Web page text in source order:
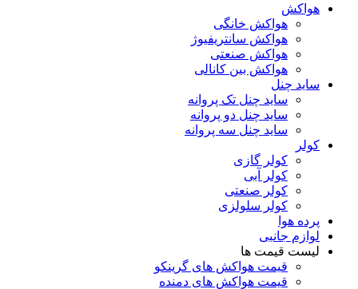
هواکش
هواکش خانگی
هواکش سانتریفیوژ
هواکش صنعتی
هواکش بین کانالی
ساید چنل
ساید چنل تک پروانه
ساید چنل دو پروانه
ساید چنل سه پروانه
کولر
کولر گازی
کولر آبی
کولر صنعتی
کولر سلولزی
پرده هوا
لوازم جانبی
لیست قیمت ها
قیمت هواکش های گرینکو
قیمت هواکش های دمنده